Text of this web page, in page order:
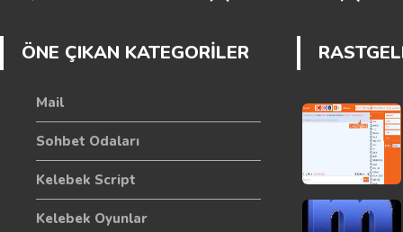
ÖNE ÇIKAN KATEGORİLER
Mail
Sohbet Odaları
Kelebek Script
Kelebek Oyunlar